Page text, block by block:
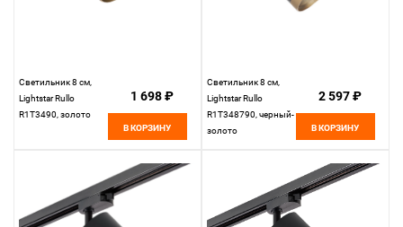
Светильник 8 см,
Lightstar Rullo
R1T3490, золото
1 698 ₽
В КОРЗИНУ
Светильник 8 см,
Lightstar Rullo
R1T348790, черный-
золото
2 597 ₽
В КОРЗИНУ